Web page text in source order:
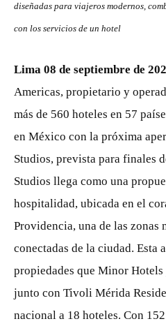
diseñadas para viajeros modernos,
con los servicios de un hotel
Lima 08 de septiembre de
Americas, propietario y
más de 560 hoteles en 57
en México con la próxima
Studios, prevista para finales
Studios llega como una
hospitalidad, ubicada en el
Providencia, una de las zonas
conectadas de la ciudad. Esta
propiedades que Minor Hotels
junto con Tivoli Mérida
nacional a 18 hoteles. Con